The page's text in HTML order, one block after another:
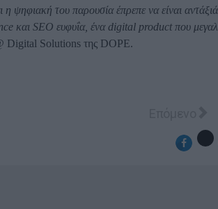
ψηφιακή του παρουσία έπρεπε να είναι
και SEO ευφυΐα, ένα digital product που
Digital Solutions της DOPE.
Επόμενο